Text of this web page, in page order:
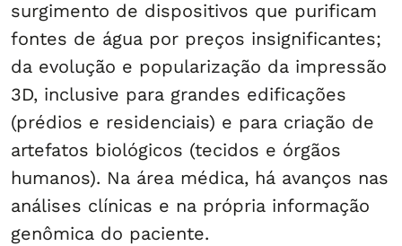
surgimento de dispositivos que purificam
fontes de água por preços insignificantes;
da evolução e popularização da impressão
3D, inclusive para grandes edificações
(prédios e residenciais) e para criação de
artefatos biológicos (tecidos e órgãos
humanos). Na área médica, há avanços nas
análises clínicas e na própria informação
genômica do paciente.